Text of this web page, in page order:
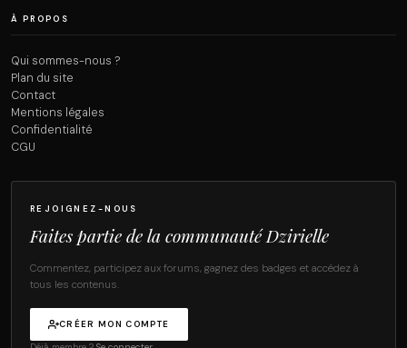
À PROPOS
Qui sommes-nous ?
Plan du site
Contact
Mentions légales
Confidentialité
CGU
REJOIGNEZ-NOUS
Faites partie de la communauté Dzirielle
Commentez, participez aux forums, gagnez des badges et accédez à
tous les contenus.
CRÉER MON COMPTE